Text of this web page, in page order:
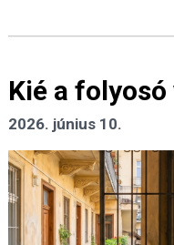
Kié a folyosó
2026. június 10.